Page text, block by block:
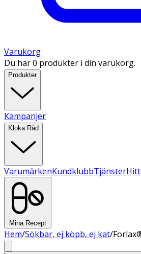
Varukorg
Du har 0 produkter i din varukorg.
Produkter
Kampanjer
Kloka Råd
VarumärkenKundklubbTjänster
Mina Recept
Hem/Sökbar, ej köpb, ej kat/